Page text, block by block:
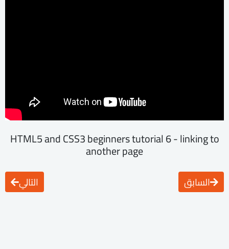
HTML5 and CSS3 beginners tutorial 6 - linking to
another page
السابق التالي